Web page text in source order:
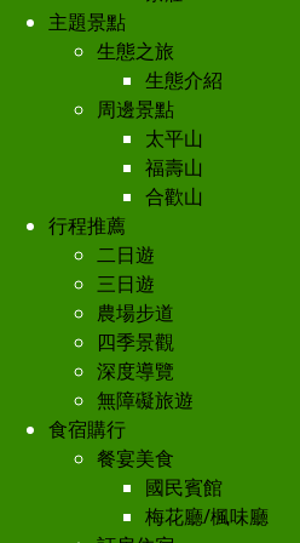
主題景點
生態之旅
生態介紹
周邊景點
太平山
福壽山
合歡山
行程推薦
二日遊
三日遊
農場步道
四季景觀
深度導覽
無障礙旅遊
食宿購行
餐宴美食
國民賓館
梅花廳/楓味廳